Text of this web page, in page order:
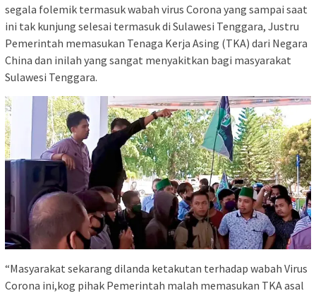
segala folemik termasuk wabah virus Corona yang sampai saat
ini tak kunjung selesai termasuk di Sulawesi Tenggara, Justru
Pemerintah memasukan Tenaga Kerja Asing (TKA) dari Negara
China dan inilah yang sangat menyakitkan bagi masyarakat
Sulawesi Tenggara.
“Masyarakat sekarang dilanda ketakutan terhadap wabah Virus
Corona ini,kog pihak Pemerintah malah memasukan TKA asal